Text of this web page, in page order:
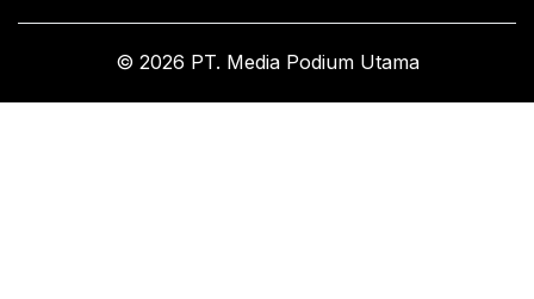
© 2026 PT. Media Podium Utama